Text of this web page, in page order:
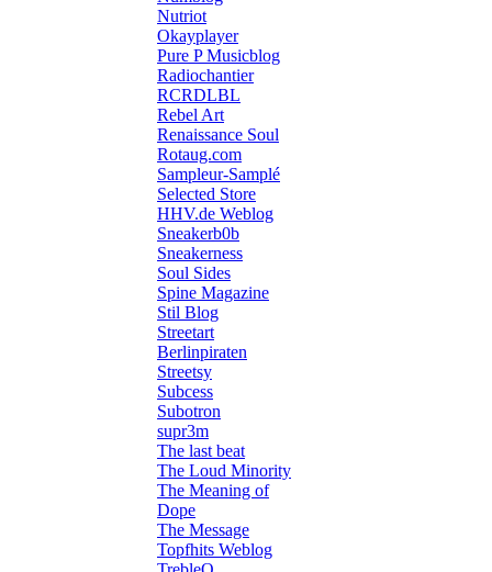
Nutriot
Okayplayer
Pure P Musicblog
Radiochantier
RCRDLBL
Rebel Art
Renaissance Soul
Rotaug.com
Sampleur-Samplé
Selected Store
HHV.de Weblog
Sneakerb0b
Sneakerness
Soul Sides
Spine Magazine
Stil Blog
Streetart
Berlinpiraten
Streetsy
Subcess
Subotron
supr3m
The last beat
The Loud Minority
The Meaning of
Dope
The Message
Topfhits Weblog